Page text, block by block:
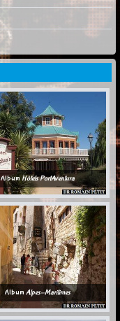
AlbumHôtels PortAventura
Album Alpes-Maritimes